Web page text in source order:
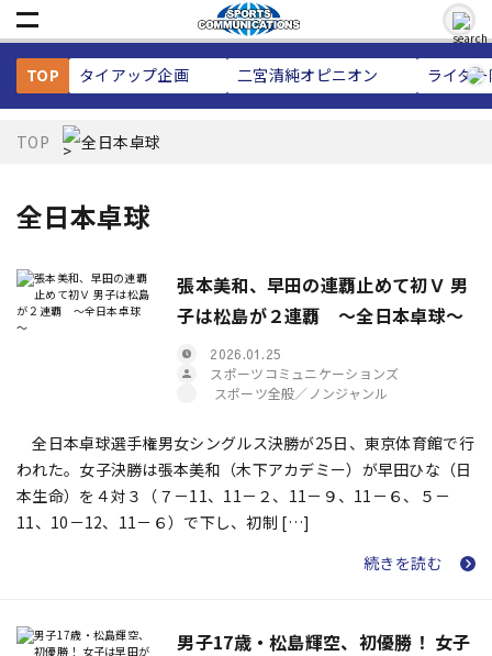
TOP タイアップ企画 二宮清純オピニオン ライタ
TOP 全日本卓球
全日本卓球
張本美和、早田の連覇止めて初Ｖ 男
子は松島が２連覇 ～全日本卓球～
2026.01.25
スポーツコミュニケーションズ
スポーツ全般／ノンジャンル
全日本卓球選手権男女シングルス決勝が25日、東京体育館で行
われた。女子決勝は張本美和（木下アカデミー）が早田ひな（日
本生命）を４対３（７－11、11－２、11－９、11－６、５－
11、10－12、11－６）で下し、初制 […]
続きを読む
男子17歳・松島輝空、初優勝！ 女子